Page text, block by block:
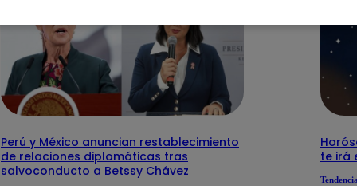
Perú y México anuncian restablecimiento
de relaciones diplomáticas tras
salvoconducto a Betssy Chávez
te irá